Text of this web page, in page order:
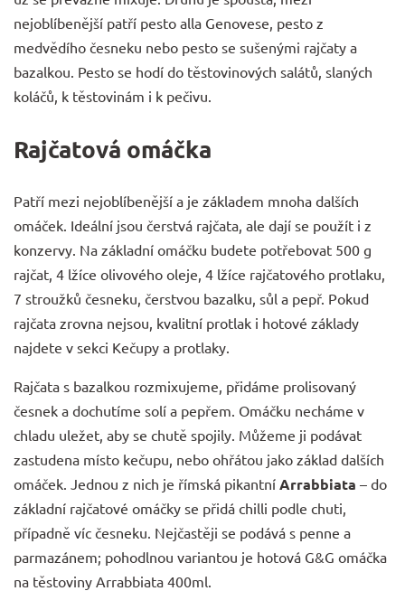
nejoblíbenější patří pesto alla Genovese, pesto z
medvědího česneku nebo pesto se sušenými rajčaty a
bazalkou . Pesto se hodí do těstovinových salátů, slaných
koláčů, k těstovinám i k pečivu.
Rajčatová omáčka
Patří mezi nejoblíbenější a je základem mnoha dalších
omáček. Ideální jsou čerstvá rajčata, ale dají se použít i z
konzervy. Na základní omáčku budete potřebovat 500 g
rajčat, 4 lžíce olivového oleje, 4 lžíce rajčatového protlaku,
7 stroužků česneku, čerstvou bazalku, sůl a pepř. Pokud
rajčata zrovna nejsou, kvalitní protlak i hotové základy
najdete v sekci Kečupy a protlaky
Rajčata s bazalkou rozmixujeme, přidáme prolisovaný
česnek a dochutíme solí a pepřem. Omáčku necháme v
chladu uležet, aby se chutě spojily. Můžeme ji podávat
zastudena místo kečupu, nebo ohřátou jako základ dalších
omáček. Jednou z nich je římská pikantní Arrabbiata – do
základní rajčatové omáčky se přidá chilli podle chuti,
případně víc česneku. Nejčastěji se podává s penne a
parmazánem; pohodlnou variantou je hotová G&G omáčka
na těstoviny Arrabbiata 400ml